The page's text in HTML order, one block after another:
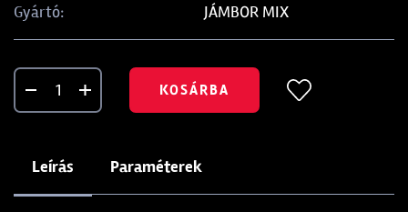
Gyártó:
JÁMBOR MIX
KOSÁRBA
Leírás Paraméterek